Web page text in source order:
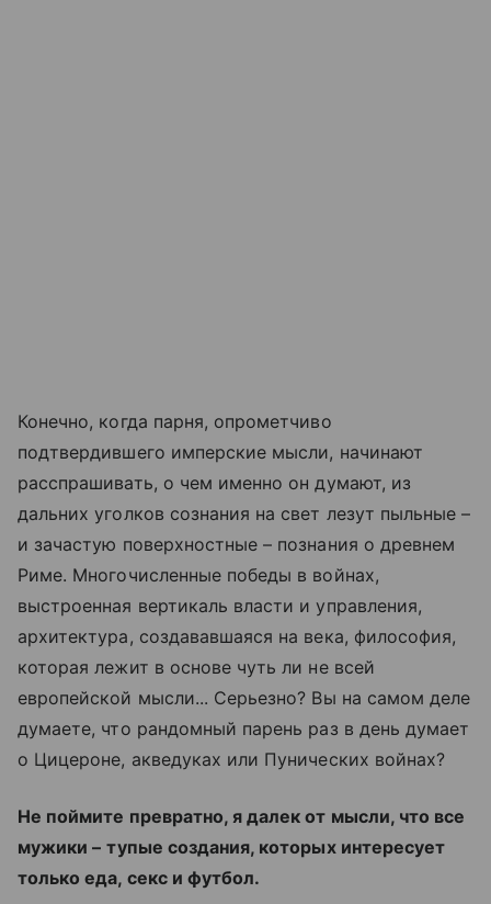
Конечно, когда парня, опрометчиво
подтвердившего имперские мысли, начинают
расспрашивать, о чем именно он думают, из
дальних уголков сознания на свет лезут пыльные –
и зачастую поверхностные – познания о древнем
Риме. Многочисленные победы в войнах,
выстроенная вертикаль власти и управления,
архитектура, создававшаяся на века, философия,
которая лежит в основе чуть ли не всей
европейской мысли... Серьезно? Вы на самом деле
думаете, что рандомный парень раз в день думает
о Цицероне, акведуках или Пунических войнах?
Не поймите превратно, я далек от мысли, что все
мужики– тупые создания, которых интересует
только еда, секс и футбол.